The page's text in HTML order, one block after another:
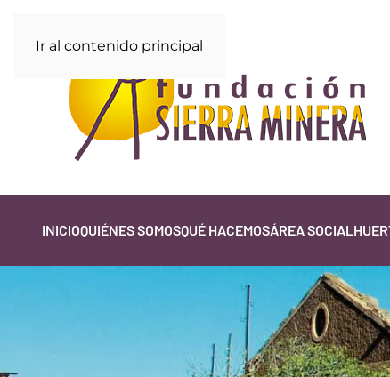
Ir al contenido principal
INICIOQUIÉNES SOMOSQUÉ HACEMOSÁREA SOCIAL